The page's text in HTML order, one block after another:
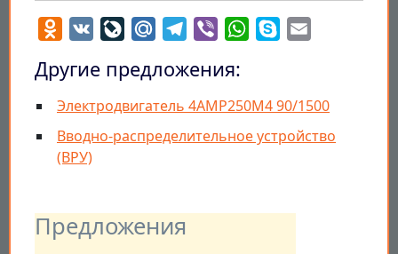
Предложения
Odnoklassniki
VK LiveJournal
Mail.RuTelegram
Viber WhatsApp
Skype
Другие предложения:
Электродвигатель 4АМР250М4 90/1500
Вводно-распределительное устройство
(ВРУ)